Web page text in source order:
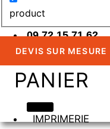
product
09 72 15 71 62
DEVIS SUR MESURE
PANIER
IMPRIMERIE